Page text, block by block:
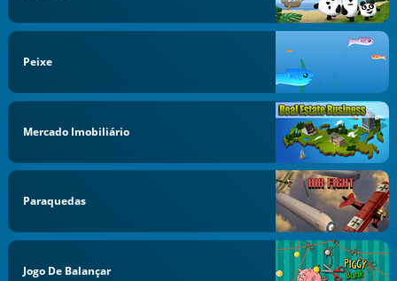
Peixe
Mercado Imobiliário
Paraquedas
Jogo De Balançar